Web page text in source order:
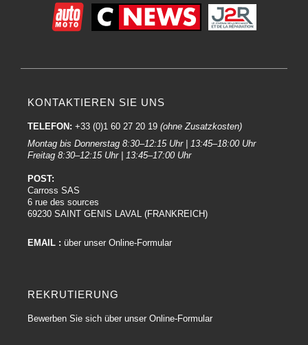
KONTAKTIEREN SIE UNS
TELEFON: +33 (0)1 60 27 20 19 (ohne Zusatzkosten)
Montag bis Donnerstag 8:30–12:15 Uhr | 13:45–18:00 Uhr
Freitag 8:30–12:15 Uhr | 13:45–17:00 Uhr
POST:
Carross SAS
6 rue des sources
69230 SAINT GENIS LAVAL (FRANKREICH)
EMAIL : über unser Online-Formular
REKRUTIERUNG
Bewerben Sie sich über unser Online-Formular